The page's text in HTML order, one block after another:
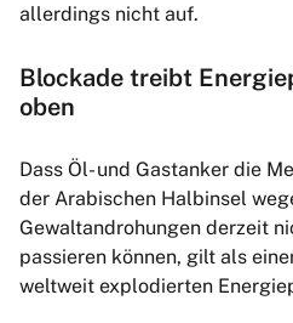
allerdings nicht auf.
Blockade treibt
oben
Dass Öl- und Gastanker die
der Arabischen Halbinsel
Gewaltandrohungen derzeit
passieren können, gilt als
weltweit explodierten